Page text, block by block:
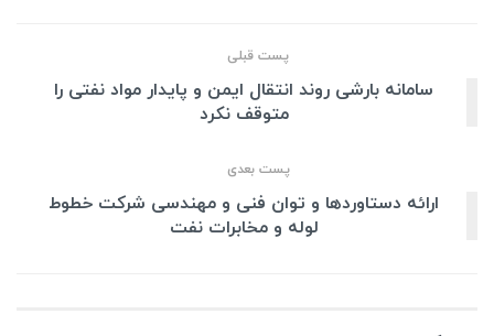
پست قبلی
سامانه بارشی روند انتقال ایمن و پایدار مواد نفتی را
متوقف نکرد
پست بعدی
ارائه دستاوردها و توان فنی و مهندسی شرکت خطوط
لوله و مخابرات نفت